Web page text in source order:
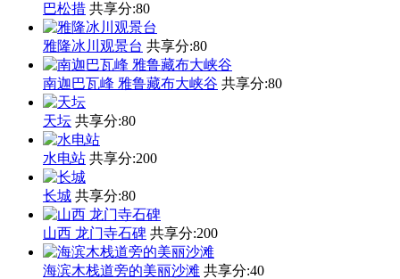
巴松措 共享分:80
雅隆冰川观景台 共享分:80
南迦巴瓦峰 雅鲁藏布大峡谷 共享分:80
天坛 共享分:80
水电站 共享分:200
长城 共享分:80
山西 龙门寺石碑 共享分:200
海滨木栈道旁的美丽沙滩 共享分:40